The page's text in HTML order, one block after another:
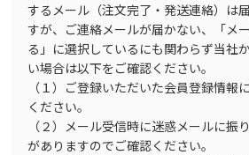
するメール（注文完了・発送連絡）は
すが、ご連絡メールが届かない、「メ
る」に選択しているにも関わらず当社
い場合は以下をご確認ください。
（１）ご登録いただいた会員登録情報
ください。
（２）メール受信時に迷惑メールに振
がありますのでご確認ください。